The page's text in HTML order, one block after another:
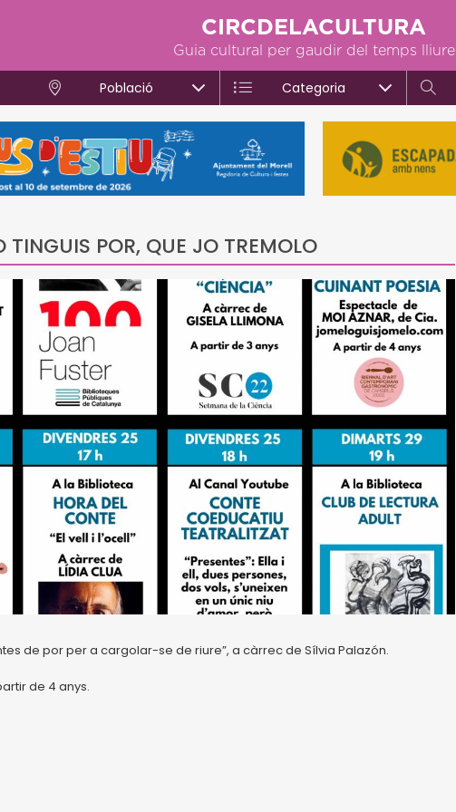
CIRCDELACULTURA
Guia cultural per gaudir del temps lliure
Població Categoria
TINGUIS POR, QUE JO TREMOLO
de por per a cargolar-se de riure”, a càrrec de Sílvia Palazón.
de 4 anys.